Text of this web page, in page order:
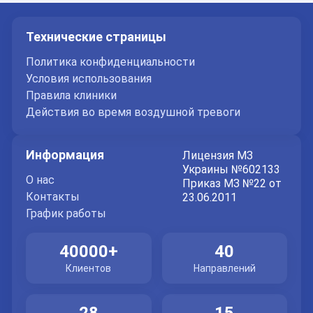
Реабилитация после лапароскопической операции
обычно проходит быстро и комфортно. Организм
постепенно адаптируется к работе без желчного
пузыря, а пищеварительная система нормализуется.
Врачи рекомендуют временно соблюдать щадящее
и выполнять все послеоперационные рекомендации.
Большинство пациентов возвращаются к обычному
образу жизни гораздо быстрее, чем после
традиционных открытых операций.
СТАРДОКТОР
Технические страницы
Политика конфиденциальности
Условия использования
Правила клиники
Действия во время воздушной тревоги
Информация
О нас
Контакты
График работы
Лицензия МЗ
Украины №602133
Приказ МЗ №22 от
23.06.2011
40000+
Клиентов
40
Направлений